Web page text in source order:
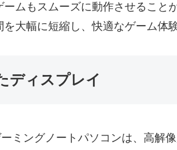
ームもスムーズに動作させるこ
を大幅に短縮し、快適なゲーム体
ディスプレイ
ミングノートパソコンは、高解